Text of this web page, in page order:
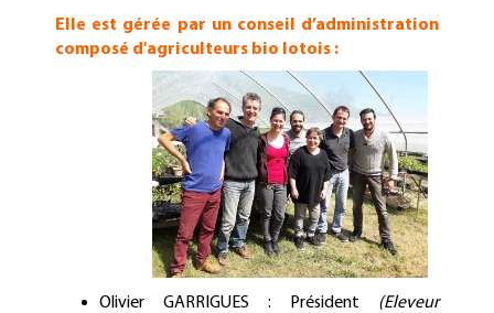
Elle est gérée par un conseil d’administration
composé d'agriculteurs bio lotois :
Olivier GARRIGUES : Président (Eleveur